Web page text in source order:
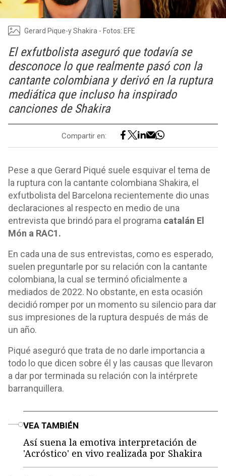
Gerard Pique-y Shakira - Fotos: EFE
El exfutbolista aseguró que todavía se
desconoce lo que realmente pasó con la
cantante colombiana y derivó en la ruptura
mediática que incluso ha inspirado
canciones de Shakira
Compartir en:
Pese a que Gerard Piqué suele esquivar el tema de
la ruptura con la cantante colombiana Shakira, el
exfutbolista del Barcelona recientemente dio unas
declaraciones al respecto en medio de una
entrevista que brindó para el programa catalán El
Món a RAC1.
En cada una de sus entrevistas, como es esperado,
suelen preguntarle por su relación con la cantante
colombiana, la cual se terminó oficialmente a
mediados de 2022. No obstante, en esta ocasión
decidió romper por un momento su silencio para dar
sus impresiones de la ruptura después de más de
un año.
Piqué aseguró que trata de no darle importancia a
todo lo que dicen sobre él y las causas que llevaron
a dar por terminada su relación con la intérprete
barranquillera.
VEA TAMBIÉN
Así suena la emotiva interpretación de
'Acróstico' en vivo realizada por Shakira